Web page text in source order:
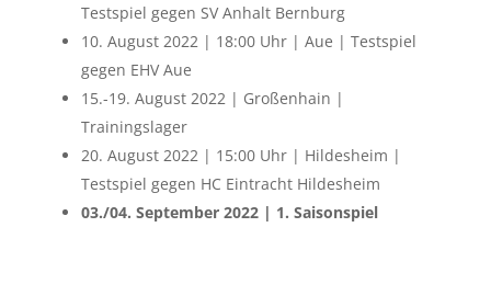
Testspiel gegen SV Anhalt Bernburg
10. August 2022 | 18:00 Uhr | Aue | Testspiel
gegen EHV Aue
15.-19. August 2022 | Großenhain |
Trainingslager
20. August 2022 | 15:00 Uhr | Hildesheim |
Testspiel gegen HC Eintracht Hildesheim
03./04. September 2022 | 1. Saisonspiel